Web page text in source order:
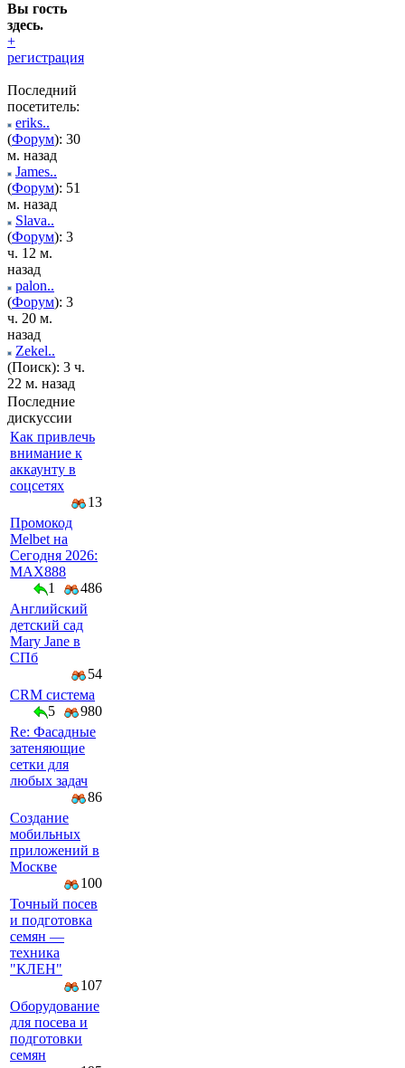
Вы гость
здесь.
+
регистрация
Последний
посетитель:
eriks..
(Форум): 30
м. назад
James..
(Форум): 51
м. назад
Slava..
(Форум): 3
ч. 12 м.
назад
palon..
(Форум): 3
ч. 20 м.
назад
Zekel..
(Поиск): 3 ч.
22 м. назад
Последние
дискуссии
Как привлечь
внимание к
аккаунту в
соцсетях
13
Промокод
Melbet на
Сегодня 2026:
MAX888
1
486
Английский
детский сад
Mary Jane в
СПб
54
CRM система
5
980
Re: Фасадные
затеняющие
сетки для
любых задач
86
Создание
мобильных
приложений в
Москве
100
Точный посев
и подготовка
семян —
техника
"КЛЕН"
107
Оборудование
для посева и
подготовки
семян